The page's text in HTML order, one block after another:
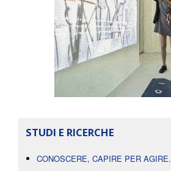
STUDI E RICERCHE
CONOSCERE, CAPIRE PER AGIRE.